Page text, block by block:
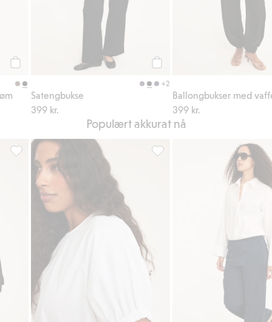
+2
Satengbukse
399 kr.
Ballongbukser med
399 kr.
Populært akkurat nå
Topp med vide ermer, Legg til i favoriterTopp i bomullspoplin, Legg